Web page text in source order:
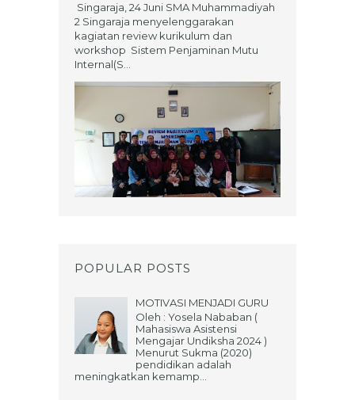
Singaraja, 24 Juni SMA Muhammadiyah
2 Singaraja menyelenggarakan
kagiatan review kurikulum dan
workshop Sistem Penjaminan Mutu
Internal(S...
POPULAR POSTS
MOTIVASI MENJADI GURU
Oleh : Yosela Nababan (
Mahasiswa Asistensi
Mengajar Undiksha 2024 )
Menurut Sukma (2020)
pendidikan adalah
meningkatkan kemamp...